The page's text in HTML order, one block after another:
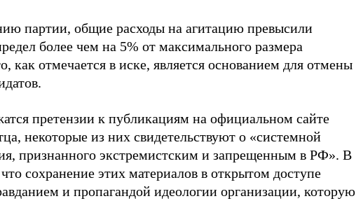
партии, общие расходы на агитацию превысили
более чем на 5% от максимального размера
как отмечается в иске, является основанием для отмены
претензии к публикациям на официальном сайте
некоторые из них свидетельствуют о «системной
признанного экстремистским и запрещенным в РФ». В
сохранение этих материалов в открытом доступе
и пропагандой идеологии организации, которую